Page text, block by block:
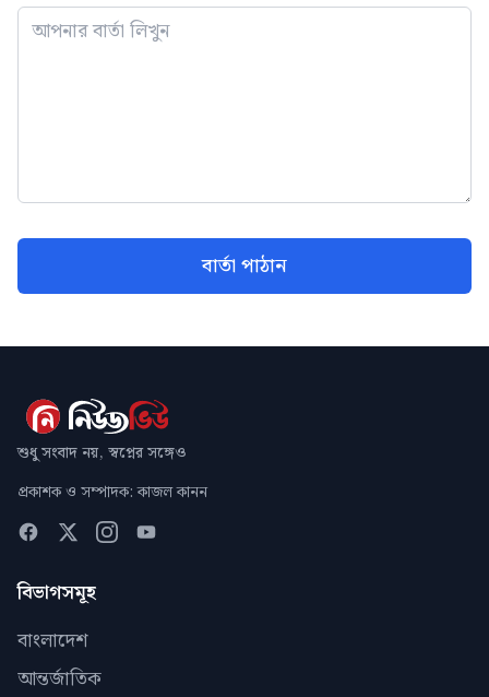
বার্তা পাঠান
শুধু সংবাদ নয়, স্বপ্নের সঙ্গেও
প্রকাশক ও সম্পাদক: কাজল কানন
বিভাগসমূহ
বাংলাদেশ
আন্তর্জাতিক